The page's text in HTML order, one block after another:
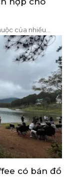
của nhiều…
có bán đồ